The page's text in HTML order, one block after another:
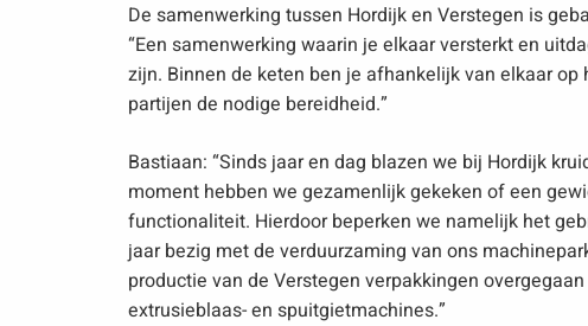
De samenwerking tussen Hordijk en Verstegen is
“Een samenwerking waarin je elkaar versterkt en
zijn. Binnen de keten ben je afhankelijk van elkaar
partijen de nodige bereidheid.”
Bastiaan: “Sinds jaar en dag blazen we bij Hordijk
moment hebben we gezamenlijk gekeken of een
functionaliteit. Hierdoor beperken we namelijk het
jaar bezig met de verduurzaming van ons
productie van de Verstegen verpakkingen
extrusieblaas- en spuitgietmachines.”